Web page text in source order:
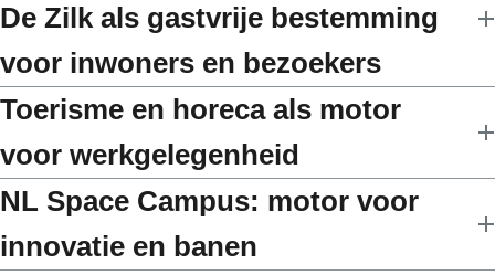
De Zilk als gastvrije bestemming
voor inwoners en bezoekers
Toerisme en horeca als motor
voor werkgelegenheid
NL Space Campus: motor voor
innovatie en banen